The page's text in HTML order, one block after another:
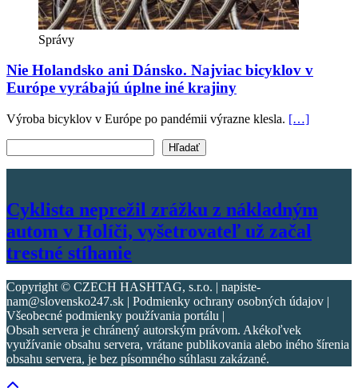
Správy
Nie Holandsko ani Dánsko. Najviac bicyklov v
Európe vyrábajú úplne iné krajiny
Výroba bicyklov v Európe po pandémii výrazne klesla. […]
Hľadať
Cyklista neprežil zrážku z nákladným
autom v Holíči, vyšetrovateľ už začal
trestné stíhanie
Copyright © CZECH HASHTAG, s.r.o. | napiste-
nam@slovensko247.sk | Podmienky ochrany osobných údajov |
Všeobecné podmienky používania portálu |
Obsah servera je chránený autorským právom. Akékoľvek
využívanie obsahu servera, vrátane publikovania alebo iného šírenia
obsahu servera, je bez písomného súhlasu zakázané.